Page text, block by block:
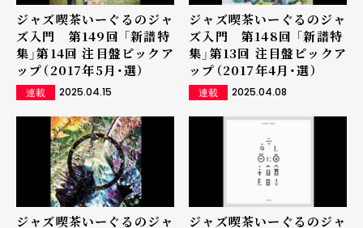
ジャズ喫茶いーぐるのジャ
ズ入門 第149回 「新譜特
集」第14回 注目盤ピックア
ップ（2017年5月・選）
連載 2025.04.15
ジャズ喫茶いーぐるのジャ
ズ入門 第148回 「新譜特
集」第13回 注目盤ピックア
ップ（2017年4月・選）
連載 2025.04.08
ジャズ喫茶いーぐるのジャ
ジャズ喫茶いーぐるのジャ